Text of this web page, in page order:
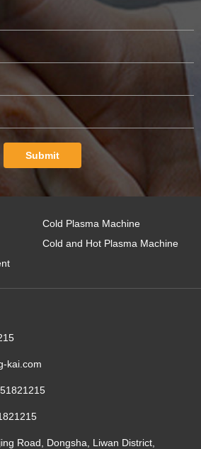
Submit
Cold Plasma Machine
Cold and Hot Plasma Machine
kai.com
Road, Dongsha, Liwan District,